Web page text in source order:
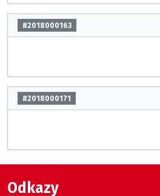
#2018000163
#2018000171
Odkazy